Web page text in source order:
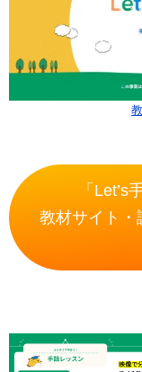
「
教材サイト・